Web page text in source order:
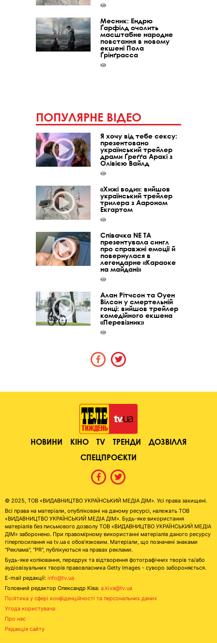
Месник: Ендрю
Ґарфілд очолить
масштабне народне
повстання в новому
екшені Пола
Ґрінґрасса
ПОПУЛЯРНЕ ВІДЕО
Я хочу від тебе сексу:
презентовано
український трейлер
драми Ґреґґа Аракі з
Олівією Вайлд
«Хижі води»: вийшов
український трейлер
трилера з Аароном
Екгартом
Співачка NE TA
презентувала сингл
про справжні емоції й
повернулася в
легендарне «Караоке
на майдані»
Алан Рітчсон та Оуен
Вілсон у смертельній
гонці: вийшов трейлер
комедійного екшена
«Перевізник»
НОВИНИ КІНО TV ТРЕНДИ
ДОЗВІЛЛЯ
СПЕЦПРОЄКТИ
© 2025, ТОВ «ВИДАВНИЦТВО УКРАЇНСЬКИЙ МЕДІА ДІМ». Усі права захищені.
Всі права на матеріали, опубліковані на даному ресурсі, належать ТОВ
«ВИДАВНИЦТВО УКРАЇНСЬКИЙ МЕДІА ДІМ». Будь-яке використання
матеріалів без письмового дозволу ТОВ «ВИДАВНИЦТВО УКРАЇНСЬКИЙ МЕДІА
ДІМ» заборонено. При правомірному використанні матеріалів даного ресурсу
гіперпосилання на tv.ua є обов'язковим. Матеріали, що позначені знаками
"Реклама", "PR", публікуються на правах реклами.
Будь-яке копіювання, передрук та відтворення фотографічних творів та/або
аудіовізуальних творів правовласника Getty Images - суворо забороняється.
E-mail редакції: info@tv.ua
Головний редактор Олександр Ківа: a.kiva@tv.ua
Політика у сфері конфіденційності та персональних даних
Угода користувача
Про нас
Редакція сайту